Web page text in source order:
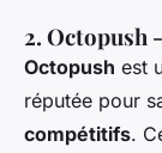
2. Octopush
Octopush est
réputée pour
compétitifs.